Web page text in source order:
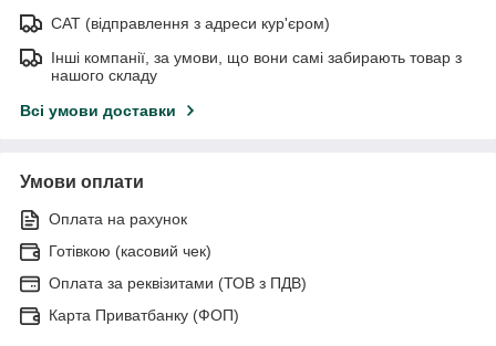
САТ (відправлення з адреси кур'єром)
Інші компанії, за умови, що вони самі забирають товар з
нашого складу
Всі умови доставки
Умови оплати
Оплата на рахунок
Готівкою (касовий чек)
Оплата за реквізитами (ТОВ з ПДВ)
Карта Приватбанку (ФОП)